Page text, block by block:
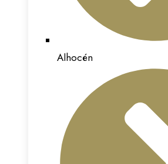
Alhocén